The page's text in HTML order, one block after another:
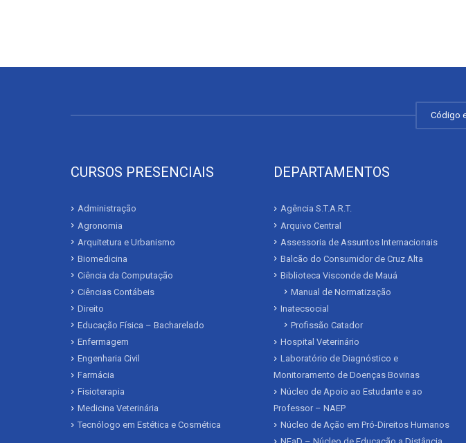
Código
CURSOS PRESENCIAIS
Administração
Agronomia
Arquitetura e Urbanismo
Biomedicina
Ciência da Computação
Ciências Contábeis
Direito
Educação Física – Bacharelado
Enfermagem
Engenharia Civil
Farmácia
Fisioterapia
Medicina Veterinária
Tecnólogo em Estética e Cosmética
DEPARTAMENTOS
Agência S.T.A.R.T.
Arquivo Central
Assessoria de Assuntos Internacionais
Balcão do Consumidor de Cruz Alta
Biblioteca Visconde de Mauá
Manual de Normatização
Inatecsocial
Profissão Catador
Hospital Veterinário
Laboratório de Diagnóstico e
Monitoramento de Doenças Bovinas
Núcleo de Apoio ao Estudante e ao
Professor – NAEP
Núcleo de Ação em Pró-Direitos Humanos